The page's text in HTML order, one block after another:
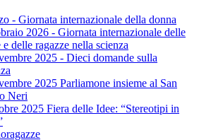
- Giornata internazionale della donna
2026 - Giornata internazionale delle
e delle ragazze nella scienza
2025 - Dieci domande sulla
2025 Parliamone insieme al San
Neri
2025 Fiera delle Idee: “Stereotipi in